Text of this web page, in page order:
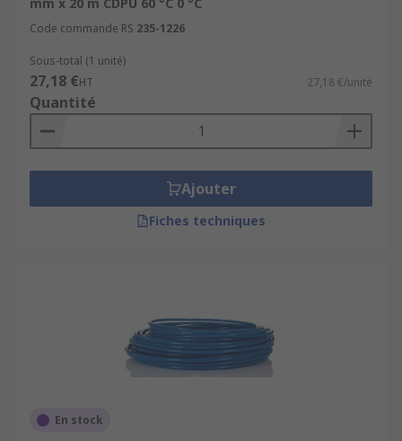
Raccords pneumatiques
Enrouleurs pneumatiques
Outils pneumatiques
Code commande RS 235-1226
Sous-total (1 unité)
27,18 €HT 27,18 €/unité
Quantité
Ajouter
Fiches techniques
En stock